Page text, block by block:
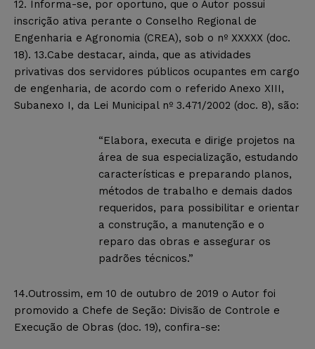
12. Informa-se, por oportuno, que o Autor possui
inscrição ativa perante o Conselho Regional de
Engenharia e Agronomia (CREA), sob o nº XXXXX (doc.
18). 13.Cabe destacar, ainda, que as atividades
privativas dos servidores públicos ocupantes em cargo
de engenharia, de acordo com o referido Anexo XIII,
Subanexo I, da Lei Municipal nº 3.471/2002 (doc. 8), são:
“Elabora, executa e dirige projetos na
área de sua especialização, estudando
características e preparando planos,
métodos de trabalho e demais dados
requeridos, para possibilitar e orientar
a construção, a manutenção e o
reparo das obras e assegurar os
padrões técnicos.”
14.Outrossim, em 10 de outubro de 2019 o Autor foi
promovido a Chefe de Seção: Divisão de Controle e
Execução de Obras (doc. 19), confira-se: